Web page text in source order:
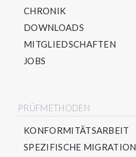
CHRONIK
DOWNLOADS
MITGLIEDSCHAFTEN
JOBS
PRÜFMETHODEN
KONFORMITÄTSARBEIT
SPEZIFISCHE MIGRATION